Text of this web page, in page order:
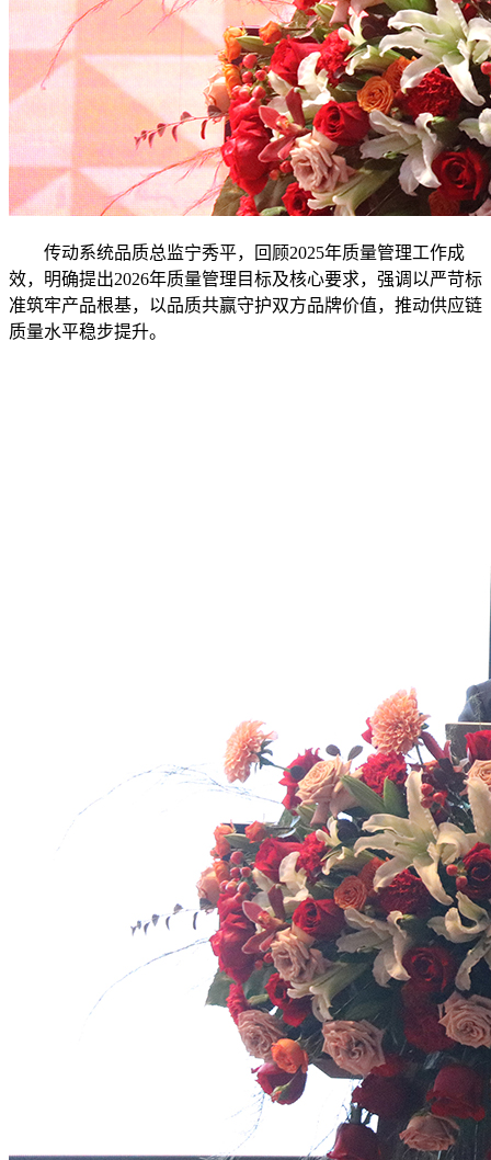
传动系统品质总监宁秀平，回顾2025年质量管理工作成
效，明确提出2026年质量管理目标及核心要求，强调以严苛标
准筑牢产品根基，以品质共赢守护双方品牌价值，推动供应链
质量水平稳步提升。